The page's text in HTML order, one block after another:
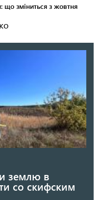
землю в
со скифским